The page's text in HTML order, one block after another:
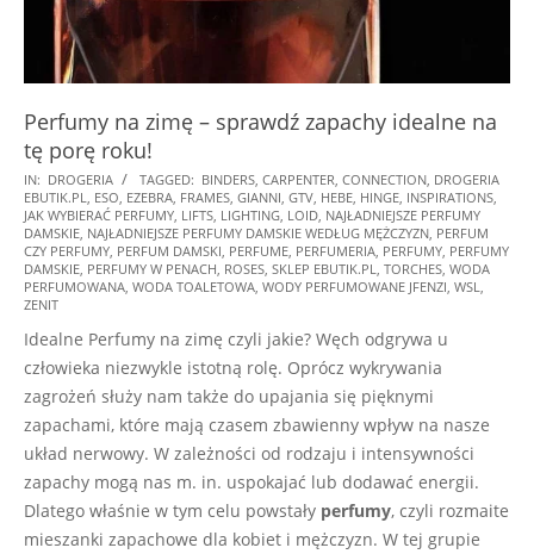
Perfumy na zimę – sprawdź zapachy idealne na
tę porę roku!
2024-
11-
29
IN: DROGERIA TAGGED: BINDERS CARPENTER CONNECTION DROGERIA
EBUTIK.PL
ESO EZEBRA FRAMES GIANNI GTV HEBE HINGE INSPIRATIONS
JAK WYBIERAĆ PERFUMY LIFTS LIGHTING LOID NAJŁADNIEJSZE PERFUMY
DAMSKIE NAJŁADNIEJSZE PERFUMY DAMSKIE WEDŁUG MĘŻCZYZN PERFUM
CZY PERFUMY PERFUM DAMSKI PERFUME PERFUMERIA PERFUMY PERFUMY
DAMSKIE PERFUMY W PENACH ROSES SKLEP EBUTIK.PL TORCHES WODA
PERFUMOWANA WODA TOALETOWA WODY PERFUMOWANE JFENZI WSL
ZENIT
Idealne Perfumy na zimę czyli jakie? Węch odgrywa u
człowieka niezwykle istotną rolę. Oprócz wykrywania
zagrożeń służy nam także do upajania się pięknymi
zapachami, które mają czasem zbawienny wpływ na nasze
układ nerwowy. W zależności od rodzaju i intensywności
zapachy mogą nas m. in. uspokajać lub dodawać energii.
Dlatego właśnie w tym celu powstały perfumy, czyli rozmaite
mieszanki zapachowe dla kobiet i mężczyzn. W tej grupie